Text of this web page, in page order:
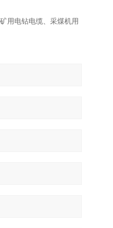
用电钻电缆、采煤机用